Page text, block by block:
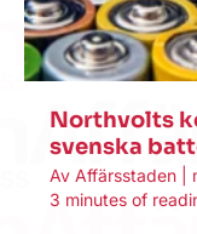
Northvolts
svenska
Av Affärsstaden
3 minutes of